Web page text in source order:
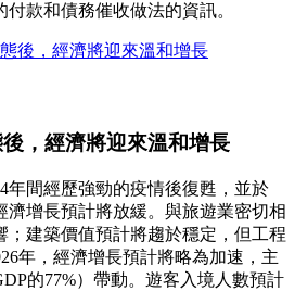
款和債務催收做法的資訊。
後，經濟將迎來溫和增長
，經濟將迎來溫和增長
年間經歷強勁的疫情後復甦，並於
濟增長預計將放緩。與旅遊業密切相
；建築價值預計將趨於穩定，但工程
年，經濟增長預計將略為加速，主
的77%）帶動。遊客入境人數預計